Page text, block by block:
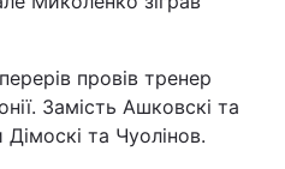
провів тренер
Замість Ашковскі та
та Чуолінов.